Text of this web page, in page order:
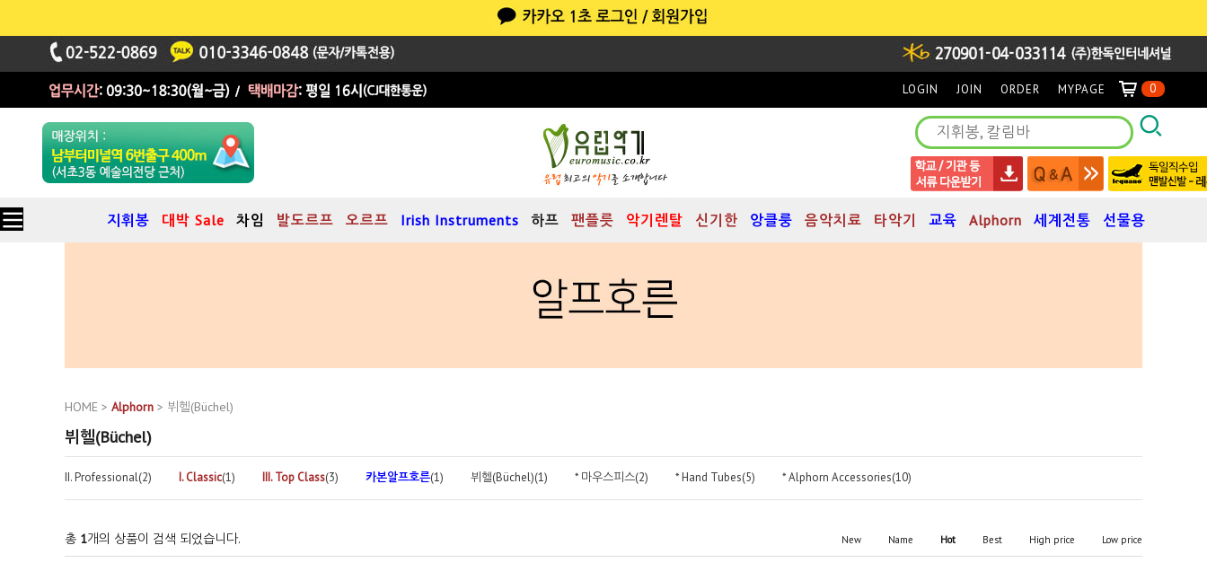
LOGIN JOIN ORDER MYPAGE 0
지휘봉 대박 Sale 차임 발도르프 오르프 Irish Instruments 하프 팬플릇 악기렌탈 신기한 앙클룽 음악치료 타악기 교육 Alphorn 세계전통 선물용
HOME > Alphorn > 뷔헬(Büchel)
뷔헬(Büchel)
II. Professional(2) I. Classic(1) III. Top Class(3) 카본알프호른(1) 뷔헬(Büchel)(1) * 마우스피스(2) * Hand Tubes(5) * Alphorn Accessories(10)
총 1개의 상품이 검색 되었습니다. New Name Hot Best High price Low price